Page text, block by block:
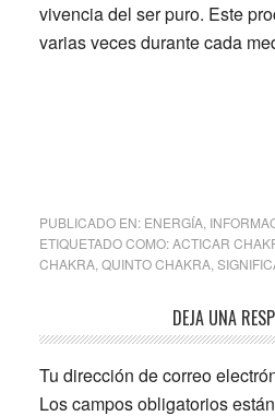
vivencia del ser puro. Este
varias veces durante cada
PUBLICADO EN: ENERGÍA,
ETIQUETADO COMO:ACTICAR
CHAKRA, QUINTO CHAKRA,
Interacciones
con
los
DEJA UNA
Tu dirección de correo
Los campos obligatorios